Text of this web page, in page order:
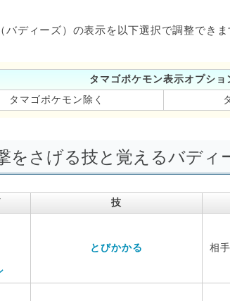
バディーズ）の表示を以下選択で調整できま
タマゴポケモン表示オプショ
タマゴポケモン除く
をさげる技と覚えるバディ
技
とびかかる 相